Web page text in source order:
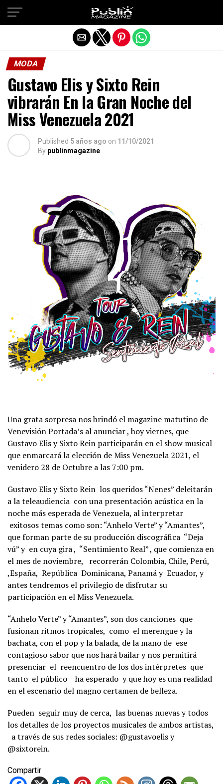
MODA
Gustavo Elis y Sixto Rein
vibrarán En la Gran Noche del
Miss Venezuela 2021
Published 5 años ago on 11/10/2021
By publinmagazine
Una grata sorpresa nos brindó el magazine matutino de
Venevisión Portada’s al anunciar , hoy viernes, que
Gustavo Elis y Sixto Rein participarán en el show musical
que enmarcará la elección de Miss Venezuela 2021, el
venidero 28 de Octubre a las 7:00 pm.
Gustavo Elis y Sixto Rein los queridos “Nenes” deleitarán
a la teleaudiencia con una presentación acústica en la
noche más esperada de Venezuela, al interpretar
exitosos temas como son: “Anhelo Verte” y “Amantes”,
que forman parte de su producción discográfica “Deja
vú” y en cuya gira , “Sentimiento Real” , que comienza en
el mes de noviembre, recorrerán Colombia, Chile, Perú,
,España, República Dominicana, Panamá y Ecuador, y
antes tendremos el privilegio de disfrutar su
participación en el Miss Venezuela.
“Anhelo Verte” y “Amantes”, son dos canciones que
fusionan ritmos tropicales, como el merengue y la
bachata, con el pop y la balada, de la mano de ese
contagioso sabor que nos hará bailar y nos permitirá
presenciar el reencuentro de los dos intérpretes que
tanto el público ha esperado y que hoy es una realidad
en el escenario del magno certamen de belleza.
Pueden seguir muy de cerca, las buenas nuevas y todos
los detalles de los proyectos musicales de ambos artistas,
a través de sus redes sociales: @gustavoelis y
@sixtorein.
Compartir
Salir de la versión móvil